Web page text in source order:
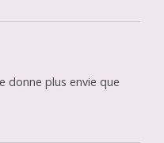
donne plus envie que